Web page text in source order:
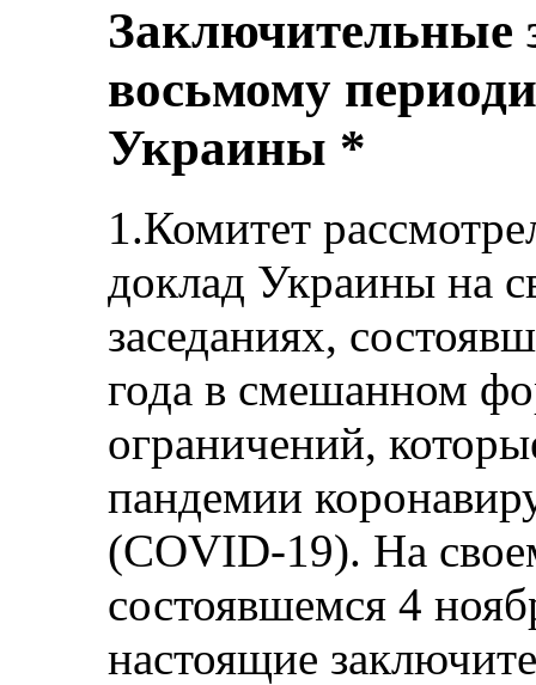
Заключительные
восьмому
Украины *
1.Комитет
доклад Украины на
заседаниях,
года в смешанном
ограничений,
пандемии
(COVID-19). На
состоявшемся 4
настоящие